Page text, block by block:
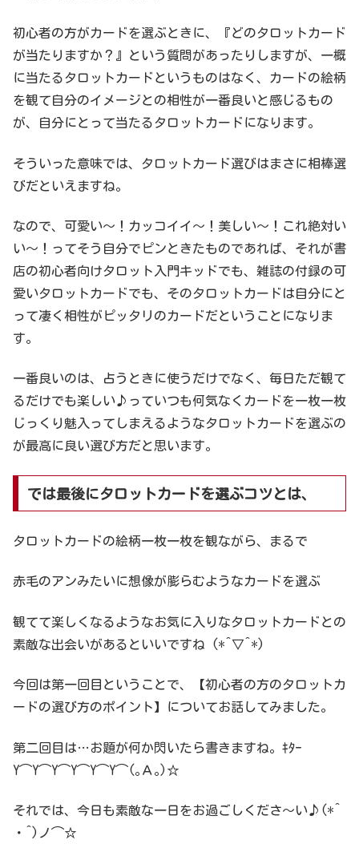
初心者の方がカードを選ぶときに、『どのタロットカード
が当たりますか？』という質問があったりしますが、一概
に当たるタロットカードというものはなく、カードの絵柄
を観て自分のイメージとの相性が一番良いと感じるもの
が、自分にとって当たるタロットカードになります。
そういった意味では、タロットカード選びはまさに相棒選
びだといえますね。
なので、可愛い～！カッコイイ～！美しい～！これ絶対い
い～！ってそう自分でピンときたものであれば、それが書
店の初心者向けタロット入門キッドでも、雑誌の付録の可
愛いタロットカードでも、そのタロットカードは自分にと
って凄く相性がピッタリのカードだということになりま
す。
一番良いのは、占うときに使うだけでなく、毎日ただ観て
るだけでも楽しい♪っていつも何気なくカードを一枚一枚
じっくり魅入ってしまえるようなタロットカードを選ぶの
が最高に良い選び方だと思います。
では最後にタロットカードを選ぶコツとは、
タロットカードの絵柄一枚一枚を観ながら、まるで
赤毛のアンみたいに想像が膨らむようなカードを選ぶ
観てて楽しくなるようなお気に入りなタロットカードとの
素敵な出会いがあるといいですね (*^▽^*)
今回は第一回目ということで、【初心者の方のタロットカ
ードの選び方のポイント】についてお話してみました。
第二回目は…お題が何か閃いたら書きますね。ｷﾀｰ
Y⌒Y⌒Y⌒Y⌒Y⌒Y⌒(｡Ａ｡)☆
それでは、今日も素敵な一日をお過ごしくださ～い♪(*^
・^)ノ⌒☆